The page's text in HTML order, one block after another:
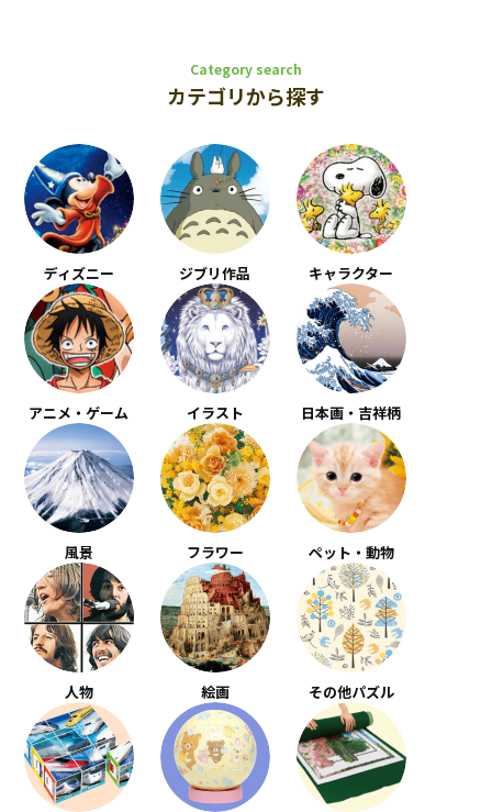
Category search
カテゴリから探す
ディズニー ジブリ作品 キャラクター
アニメ・ゲーム イラスト 日本画・吉祥柄
風景 フラワー ペット・動物
人物 絵画 その他パズル